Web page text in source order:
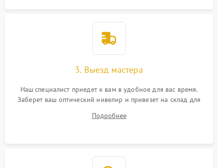
3. Выезд мастера
Наш специалист приедет к вам в удобное для вас время.
Заберет ваш оптический нивелир и привезет на склад для
Подробнее